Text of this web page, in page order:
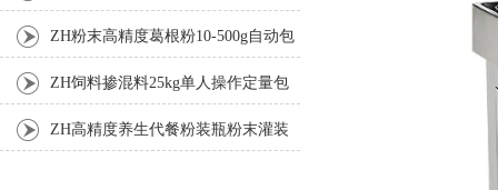
装机 ZH粉末高精度葛根粉10-500g自动包
装机 ZH饲料掺混料25kg单人操作定量包
装机 ZH高精度养生代餐粉装瓶粉末灌装